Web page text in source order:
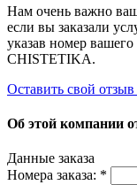
Нам очень важно
если вы заказали
указав номер вашего
CHISTETIKA.
Оставить свой
Об этой компании
Данные заказа
Номера заказа: *